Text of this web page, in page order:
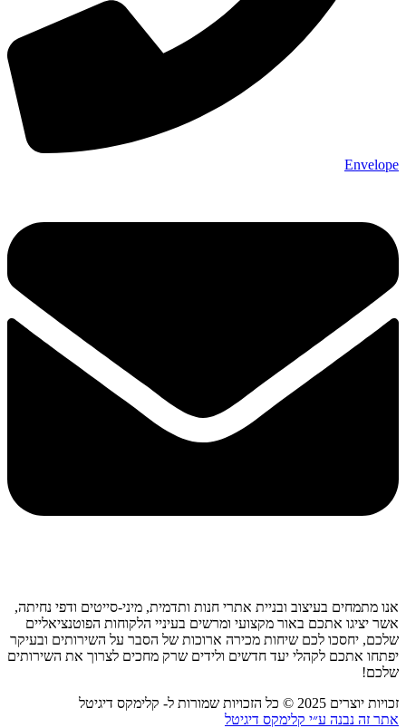
Envelope
אנו מתמחים בעיצוב ובניית אתרי חנות ותדמית, מיני-סייטים ודפי נחיתה,
אשר יציגו אתכם באור מקצועי ומרשים בעיניי הלקוחות הפוטנציאליים
שלכם, יחסכו לכם שיחות מכירה ארוכות של הסבר על השירותים ובעיקר
יפתחו אתכם לקהלי יעד חדשים ולידים שרק מחכים לצרוך את השירותים
שלכם!
זכויות יוצרים 2025 © כל הזכויות שמורות ל- קלימקס דיגיטל
אתר זה נבנה ע״י קלימקס דיגיטל